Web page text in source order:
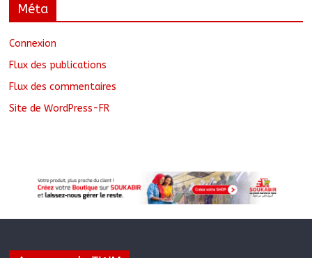
Méta
Connexion
Flux des publications
Flux des commentaires
Site de WordPress-FR